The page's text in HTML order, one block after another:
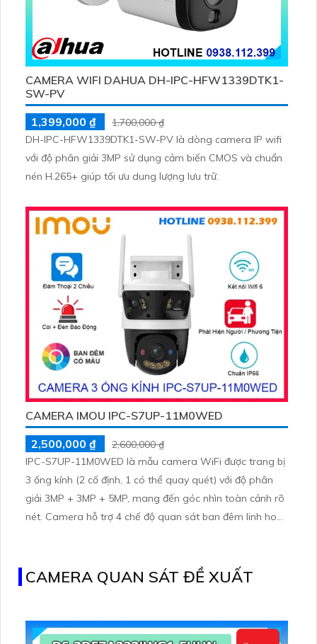
CAMERA WIFI DAHUA DH-IPC-HFW1339DTK1-
SW-PV
1,399,000 ₫
1,700,000 ₫
DH-IPC-HFW1339DTK1-SW-PV là dòng camera IP wifi
với độ phân giải 3MP sử dụng cảm biến CMOS và chuẩn
nén H.265+ giúp tối ưu dung lượng lưu trữ.
CAMERA IMOU IPC-S7UP-11M0WED
2,500,000 ₫
2,600,000 ₫
IPC-S7UP-11M0WED là mẫu camera WiFi được trang bị
3 ống kính (2 cố định, 1 có thể quay quét) với độ phân
giải 3MP + 3MP + 5MP, mang đến góc nhìn toàn cảnh rõ
nét. Camera hỗ trợ 4 chế độ quan sát ban đêm linh hoạt,
CAMERA QUAN SÁT ĐỀ XUẤT